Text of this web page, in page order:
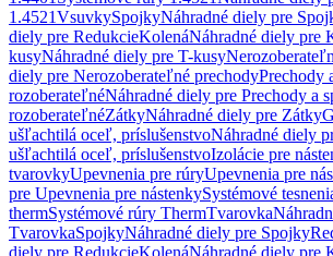
1.4521VsuvkySpojkyNáhradné diely pre
diely pre RedukcieKolenáNáhradné diely pre
kusyNáhradné diely pre T-kusy
diely pre Nerozoberateľné prechodyPrechody
rozoberateľnéNáhradné diely pre Prechody a
rozoberateľnéZátkyNáhradné diely pre Zátky
ušľachtilá oceľ, príslušenstvoNáhradné diely
ušľachtilá oceľ, príslušenstvoIzolácie pre
tvarovkyUpevnenia pre rúryUpevnenia pre
pre Upevnenia pre nástenkySystémové
thermSystémové rúry ThermTvarovka
TvarovkaSpojkyNáhradné diely pre Spojky
diely pre RedukcieKolenáNáhradné diely pre